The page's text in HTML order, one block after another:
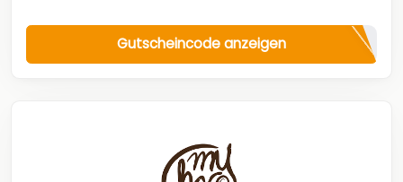
Gutscheincode anzeigen